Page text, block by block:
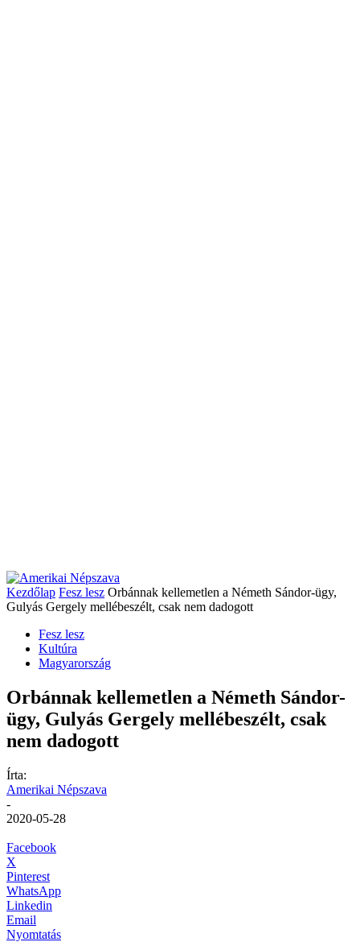
Kezdőlap Fesz lesz Orbánnak kellemetlen a Németh Sándor-ügy,
Gulyás Gergely mellébeszélt, csak nem dadogott
Fesz lesz
Kultúra
Magyarország
Orbánnak kellemetlen a Németh Sándor-
ügy, Gulyás Gergely mellébeszélt, csak
nem dadogott
Írta:
Amerikai Népszava
-
2020-05-28
Facebook
X
Pinterest
WhatsApp
Linkedin
Email
Nyomtatás